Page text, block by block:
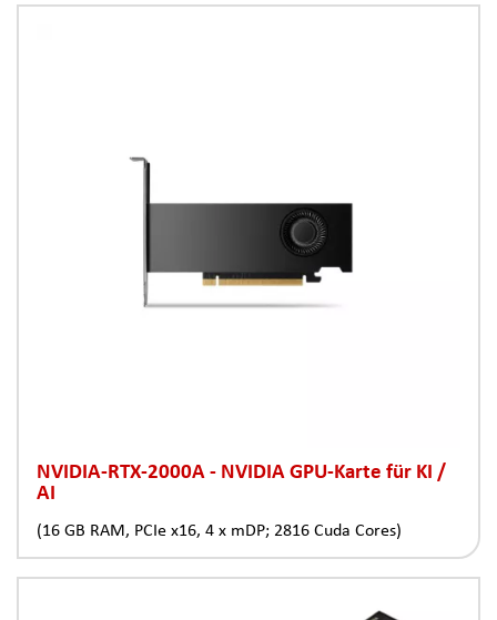
NVIDIA-RTX-2000A - NVIDIA GPU-Karte für KI /
AI
(16 GB RAM, PCIe x16, 4 x mDP; 2816 Cuda Cores)